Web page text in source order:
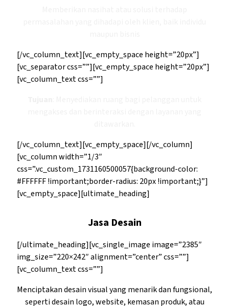
[/vc_column_text][vc_empty_space height=”20px”]
[vc_separator css=””][vc_empty_space height=”20px”]
[vc_column_text css=””]
[/vc_column_text][vc_empty_space][/vc_column]
[vc_column width=”1/3″
css=”.vc_custom_1731160500057{background-color:
#FFFFFF !important;border-radius: 20px !important;}”]
[vc_empty_space][ultimate_heading]
Jasa Desain
[/ultimate_heading][vc_single_image image=”2385″
img_size=”220×242″ alignment=”center” css=””]
[vc_column_text css=””]
Menciptakan desain visual yang menarik dan fungsional,
seperti desain logo, website, kemasan produk, atau